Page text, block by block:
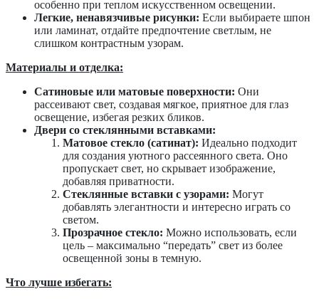
особенно при теплом искусственном освещении.
Легкие, ненавязчивые рисунки: Если выбираете шпон
или ламинат, отдайте предпочтение светлым, не
слишком контрастным узорам.
Материалы и отделка:
Сатиновые или матовые поверхности: Они
рассеивают свет, создавая мягкое, приятное для глаз
освещение, избегая резких бликов.
Двери со стеклянными вставками:
Матовое стекло (сатинат): Идеально подходит
для создания уютного рассеянного света. Оно
пропускает свет, но скрывает изображение,
добавляя приватности.
Стеклянные вставки с узорами: Могут
добавлять элегантности и интересно играть со
светом.
Прозрачное стекло: Можно использовать, если
цель – максимально “передать” свет из более
освещенной зоны в темную.
Что лучше избегать: